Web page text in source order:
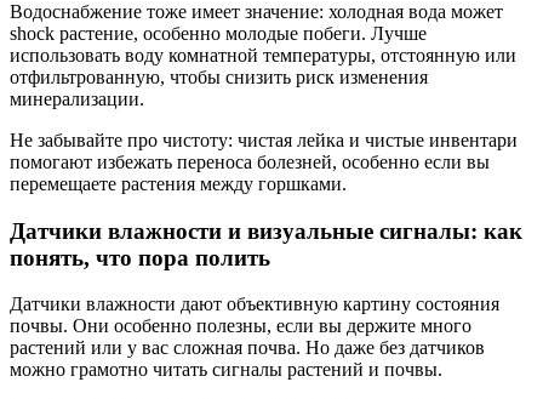
Водоснабжение тоже имеет значение: холодная вода может
shock растение, особенно молодые побеги. Лучше
использовать воду комнатной температуры, отстоянную или
отфильтрованную, чтобы снизить риск изменения
минерализации.
Не забывайте про чистоту: чистая лейка и чистые инвентари
помогают избежать переноса болезней, особенно если вы
перемещаете растения между горшками.
Датчики влажности и визуальные сигналы: как
понять, что пора полить
Датчики влажности дают объективную картину состояния
почвы. Они особенно полезны, если вы держите много
растений или у вас сложная почва. Но даже без датчиков
можно грамотно читать сигналы растений и почвы.